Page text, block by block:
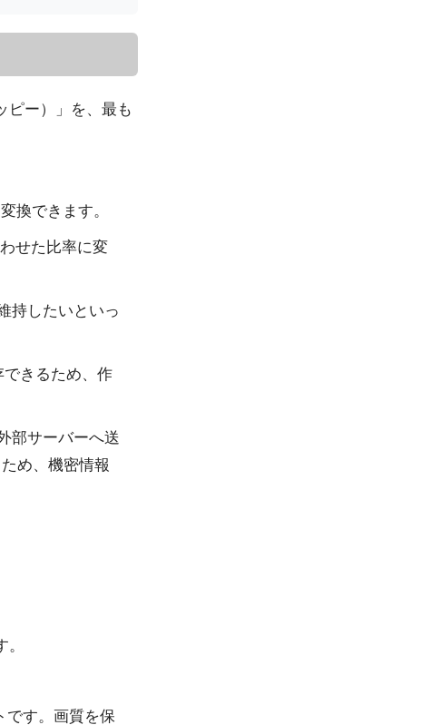
ピー）」を、最も
換できます。
せた比率に変
持したいといっ
きるため、作
部サーバーへ送
め、機密情報
です。画質を保